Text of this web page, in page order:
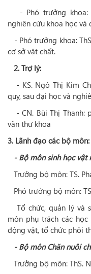
- Phó trưởng khoa:
nghiên cứu khoa học và
- Phó trưởng khoa:
cơ sở vật chất.
2. Trợ lý:
- KS. Ngô Thị Kim
quy, sau đại học và
- CN. Bùi Thị Thanh:
văn thư khoa
3. Lãnh đạo các bộ môn:
- Bộ môn sinh học vật
Trưởng bộ môn: TS.
Phó trưởng bộ môn:
Tổ chức, quản lý và
môn phụ trách các
động vật, tổ chức phôi
- Bộ môn Chăn nuôi
Trưởng bộ môn: ThS.